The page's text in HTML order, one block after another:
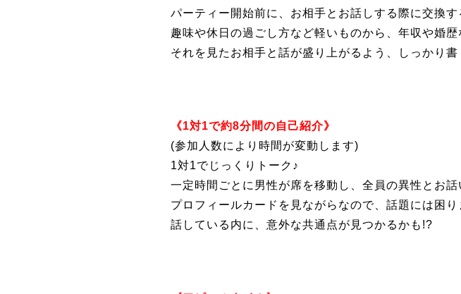
パーティー開始前に、お相手とお話しする際に交換
趣味や休日の過ごし方など軽いものから、年収や婚
それを見たお相手と話が盛り上がるよう、しっかり書
《1対1で約8分間の自己紹介》
(参加人数により時間が変動します)
1対1でじっくりトーク♪
一定時間ごとに男性が席を移動し、全員の異性とお話
プロフィールカードを見ながらなので、話題には困
話している内に、意外な共通点が見つかるかも!?